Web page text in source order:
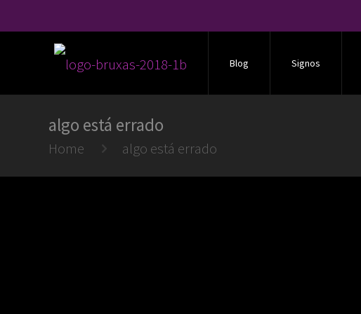
Blog Signos
algo está errado
Home algo está errado